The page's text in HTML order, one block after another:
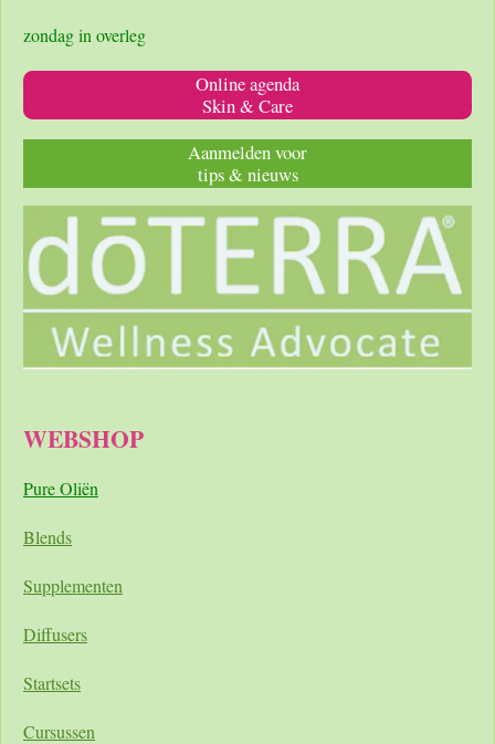
zondag in overleg
Online agenda
Skin & Care
Aanmelden voor
tips & nieuws
WEBSHOP
Pure Oliën
Blends
Supplementen
Diffusers
Startsets
Cursussen